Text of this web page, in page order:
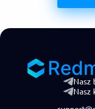
Nasz
Nasz